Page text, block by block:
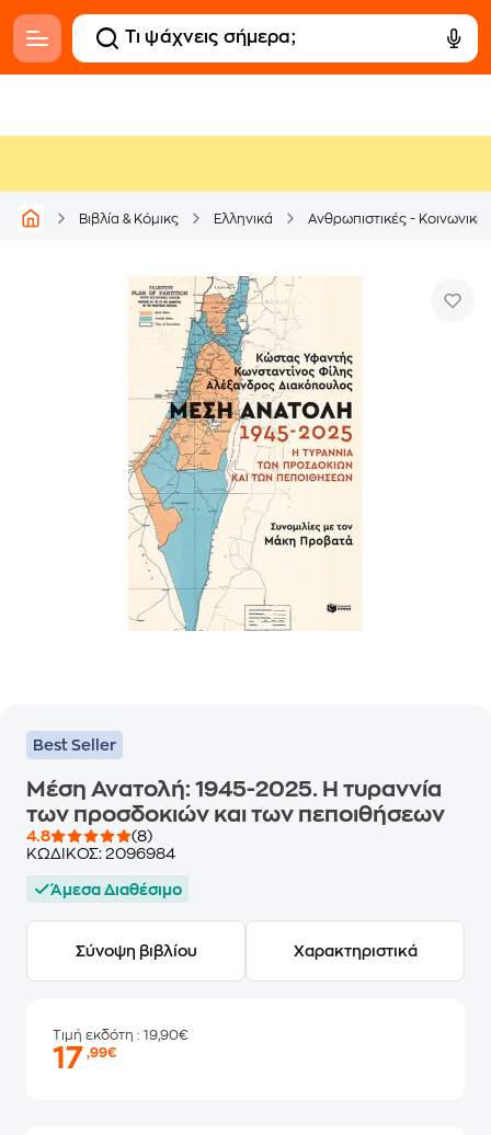
Βιβλία & Κόμικς Ελληνικά Ανθρωπιστικές -
Best Seller
Μέση Ανατολή: 1945-2025. Η τυραννία
των προσδοκιών και των πεποιθήσεων
4.8
(8)
ΚΩΔΙΚΟΣ: 2096984
Άμεσα Διαθέσιμο
Σύνοψη βιβλίου Χαρακτηριστικά
Τιμή εκδότη : 19,90€
17,99€